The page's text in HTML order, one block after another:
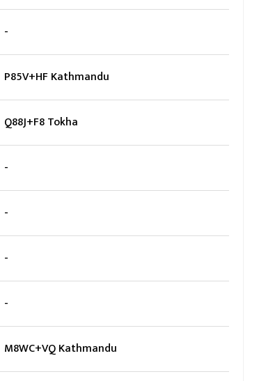
-
P85V+HF Kathmandu
Q88J+F8 Tokha
-
-
-
-
M8WC+VQ Kathmandu